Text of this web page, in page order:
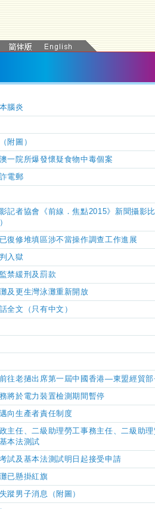
腦炎
附圖）
一院所爆發懷疑食物中毒個案
電郵
記者協會《前線．焦點2015》新聞攝影
復修堆填區涉不當操作調查工作進展
入獄
禁緩刑及罰款
及更生灣泳灘重新開放
全文（只有中文）
往老撾出席第一屆中國香港—東盟經貿
將於電力裝置檢測期間暫停
向生產者責任制度
主任、二級助理勞工事務主任、二級助
本法測試
試及基本法測試明日起接受申請
已懸掛紅旗
蹤男子消息（附圖）